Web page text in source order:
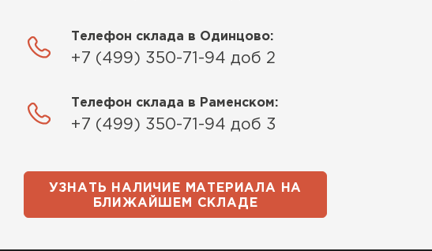
Телефон склада в Одинцово:
+7 (499) 350-71-94 доб 2
Телефон склада в Раменском:
+7 (499) 350-71-94 доб 3
УЗНАТЬ НАЛИЧИЕ МАТЕРИАЛА НА
БЛИЖАЙШЕМ СКЛАДЕ